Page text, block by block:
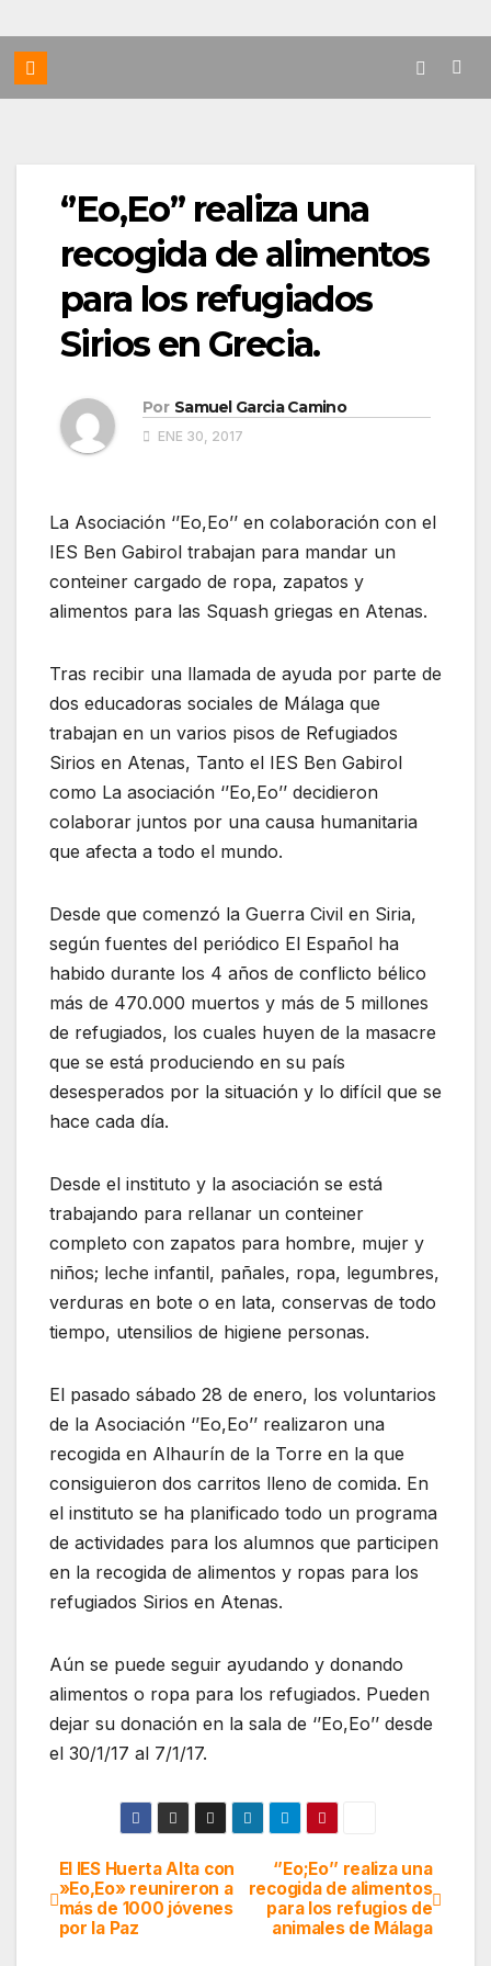
‘’Eo,Eo’’ realiza una
recogida de alimentos
para los refugiados
Sirios en Grecia.
Por Samuel Garcia Camino
ENE 30, 2017
La Asociación ‘’Eo,Eo’’ en colaboración con el
IES Ben Gabirol trabajan para mandar un
conteiner cargado de ropa, zapatos y
alimentos para las Squash griegas en Atenas.
Tras recibir una llamada de ayuda por parte de
dos educadoras sociales de Málaga que
trabajan en un varios pisos de Refugiados
Sirios en Atenas, Tanto el IES Ben Gabirol
como La asociación ‘’Eo,Eo’’ decidieron
colaborar juntos por una causa humanitaria
que afecta a todo el mundo.
Desde que comenzó la Guerra Civil en Siria,
según fuentes del periódico El Español ha
habido durante los 4 años de conflicto bélico
más de 470.000 muertos y más de 5 millones
de refugiados, los cuales huyen de la masacre
que se está produciendo en su país
desesperados por la situación y lo difícil que se
hace cada día.
Desde el instituto y la asociación se está
trabajando para rellanar un conteiner
completo con zapatos para hombre, mujer y
niños; leche infantil, pañales, ropa, legumbres,
verduras en bote o en lata, conservas de todo
tiempo, utensilios de higiene personas.
El pasado sábado 28 de enero, los voluntarios
de la Asociación ‘’Eo,Eo’’ realizaron una
recogida en Alhaurín de la Torre en la que
consiguieron dos carritos lleno de comida. En
el instituto se ha planificado todo un programa
de actividades para los alumnos que participen
en la recogida de alimentos y ropas para los
refugiados Sirios en Atenas.
Aún se puede seguir ayudando y donando
alimentos o ropa para los refugiados. Pueden
dejar su donación en la sala de ‘’Eo,Eo’’ desde
el 30/1/17 al 7/1/17.
Navegación
de
‘’Eo;Eo’’ realiza una
recogida de alimentos
para los refugios de
animales de Málaga
El IES Huerta Alta con
»Eo,Eo» reunireron a
más de 1000 jóvenes
por la Paz